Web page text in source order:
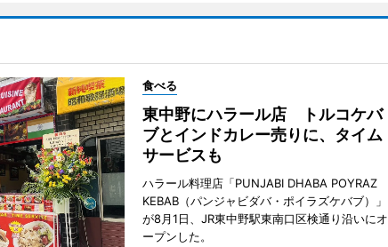
食べる
東中野にハラール店 トルコケバ
ブとインドカレー売りに、タイム
サービスも
ハラール料理店「PUNJABI DHABA POYRAZ
KEBAB（パンジャビダバ・ポイラズケバブ）」
が8月1日、JR東中野駅東南口区検通り沿いにオ
ープンした。